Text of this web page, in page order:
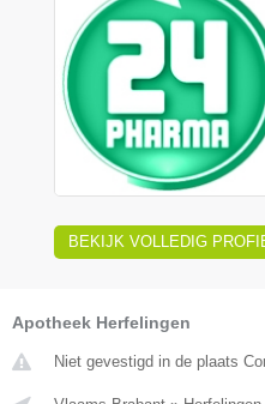
BEKIJK VOLLEDIG
Apotheek Herfelingen
Niet gevestigd in de plaats